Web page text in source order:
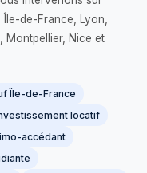
de-France, Lyon,
Montpellier, Nice et
Île-de-France
locatif
accédant